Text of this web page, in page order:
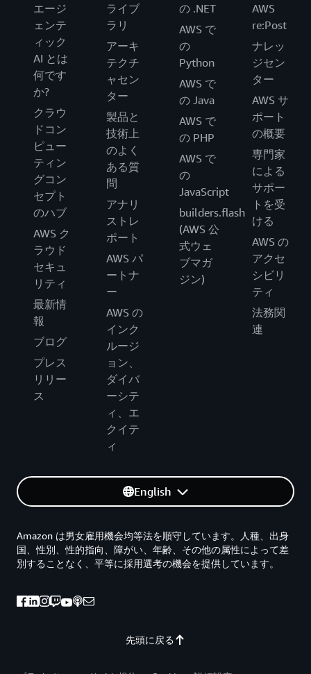
エージ
ェンテ
ィック
AI とは
何です
か?
クラウ
ドコン
ピュー
ティン
グコン
セプト
のハブ
AWS ク
ラウド
セキュ
リティ
最新情
報
ブログ
プレス
リリー
ス
ライブ
ラリ
アーキ
テクチ
ャセン
ター
製品と
技術上
のよく
ある質
問
アナリ
ストレ
ポート
AWS パ
ートナ
ー
AWS の
インク
ルージ
ョン、
ダイバ
ーシテ
ィ、エ
クイテ
ィ
の .NET
AWS で
の
Python
AWS で
の Java
AWS で
の PHP
AWS で
の
JavaScript
builders.flash
(AWS 公
式ウェ
ブマガ
ジン)
AWS
re:Post
ナレッ
ジセン
ター
AWS サ
ポート
の概要
専門家
による
サポー
トを受
ける
AWS の
アクセ
シビリ
ティ
法務関
連
English
先頭に戻る
Amazon は男女雇用機会均等法を順守しています。人種、出身
国、性別、性的指向、障がい、年齢、その他の属性によって差
別することなく、平等に採用選考の機会を提供しています。